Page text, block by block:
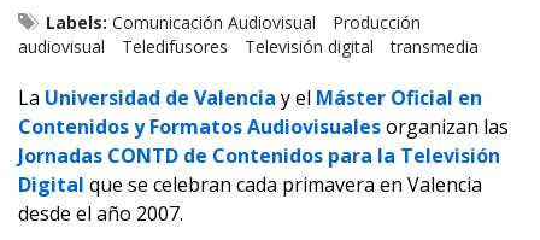
Labels: Comunicación Audiovisual
Producción
audiovisual
Teledifusores Televisión digital transmedia
La Universidad de Valencia y el Máster Oficial en
Contenidos y Formatos Audiovisualesorganizan las
Jornadas CONTD de Contenidos para la Televisión
Digital que se celebran cada primavera en Valencia
desde el año 2007.